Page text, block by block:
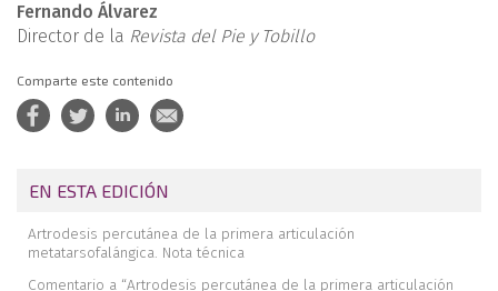
Fernando Álvarez
Director de la Revista del Pie y Tobillo
Comparte este contenido
EN ESTA EDICIÓN
Artrodesis percutánea de la primera articulación
metatarsofalángica. Nota técnica
Comentario a “Artrodesis percutánea de la primera articulación